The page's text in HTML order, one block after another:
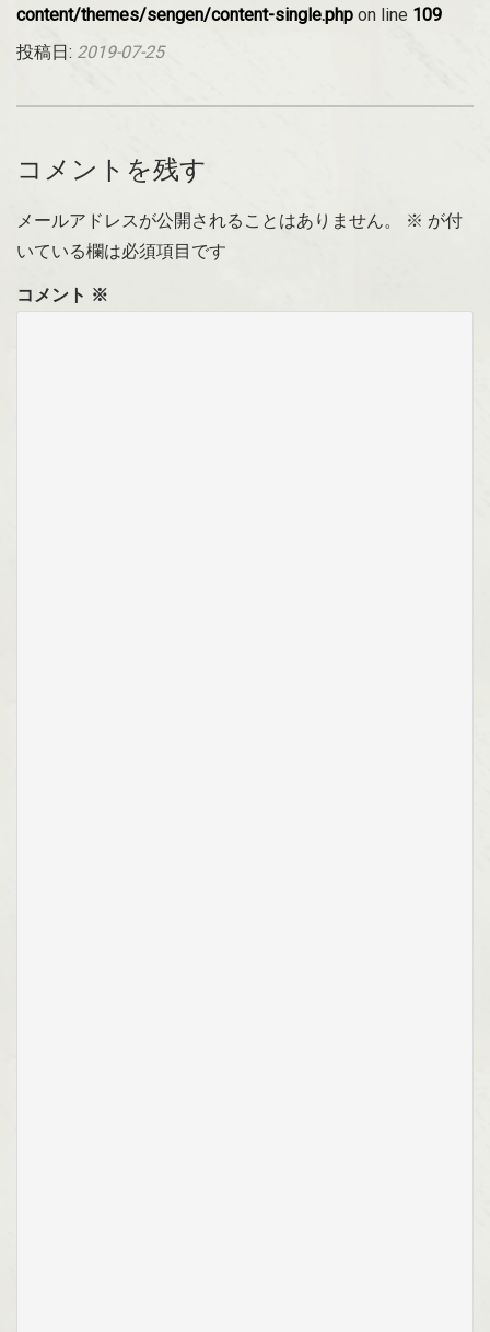
content/themes/sengen/content-single.php on line 109
投稿日: 2019-07-25
コメントを残す
メールアドレスが公開されることはありません。 ※ が付
いている欄は必須項目です
コメント ※